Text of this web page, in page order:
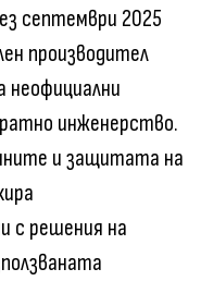
септември 2025
производител
неофициални
инженерство.
и защитата на
с решения на